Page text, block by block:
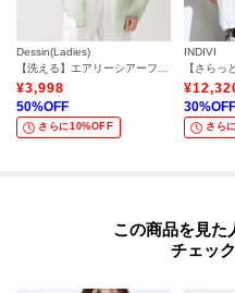
Dessin(Ladies)
【洗える】エアリーシアーフードシャツ
¥3,998
50%OFF
さらに10%OFF
INDIVI
¥
30%OFF
さら
この商品を見た
チェッ